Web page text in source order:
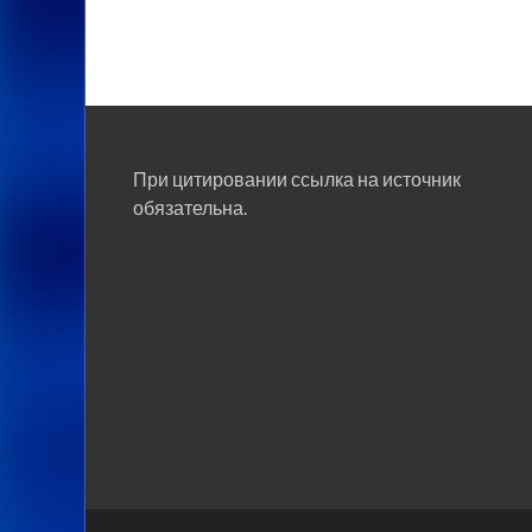
При цитировании ссылка на источник
обязательна.